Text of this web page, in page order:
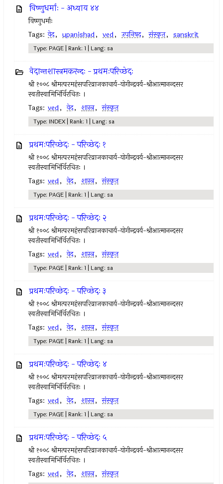
विष्णुधर्माः - अध्याय ४४
विष्णुधर्माः
Tags: वेद, upanishad, ved, उपनिषद‌, संस्कृत, sanskrit
Type: PAGE | Rank: 1 | Lang: sa
वेदान्तशास्त्रमकरन्दः - प्रथमःपरिच्छेदः
श्री १००८ श्रीमत्परमहंसपरिव्राजकाचार्य-योगीन्द्रवर्य-श्रीआत्मानन्दसर
स्वतीस्वामिभिंर्विरचितः ।
Tags: ved, वेद, शास्त्र, संस्कृत
Type: INDEX | Rank: 1 | Lang: sa
प्रथमःपरिच्छेदः - परिच्छेदः १
श्री १००८ श्रीमत्परमहंसपरिव्राजकाचार्य-योगीन्द्रवर्य-श्रीआत्मानन्दसर
स्वतीस्वामिभिंर्विरचितः ।
Tags: ved, वेद, शास्त्र, संस्कृत
Type: PAGE | Rank: 1 | Lang: sa
प्रथमःपरिच्छेदः - परिच्छेदः २
श्री १००८ श्रीमत्परमहंसपरिव्राजकाचार्य-योगीन्द्रवर्य-श्रीआत्मानन्दसर
स्वतीस्वामिभिंर्विरचितः ।
Tags: ved, वेद, शास्त्र, संस्कृत
Type: PAGE | Rank: 1 | Lang: sa
प्रथमःपरिच्छेदः - परिच्छेदः ३
श्री १००८ श्रीमत्परमहंसपरिव्राजकाचार्य-योगीन्द्रवर्य-श्रीआत्मानन्दसर
स्वतीस्वामिभिंर्विरचितः ।
Tags: ved, वेद, शास्त्र, संस्कृत
Type: PAGE | Rank: 1 | Lang: sa
प्रथमःपरिच्छेदः - परिच्छेदः ४
श्री १००८ श्रीमत्परमहंसपरिव्राजकाचार्य-योगीन्द्रवर्य-श्रीआत्मानन्दसर
स्वतीस्वामिभिंर्विरचितः ।
Tags: ved, वेद, शास्त्र, संस्कृत
Type: PAGE | Rank: 1 | Lang: sa
प्रथमःपरिच्छेदः - परिच्छेदः ५
श्री १००८ श्रीमत्परमहंसपरिव्राजकाचार्य-योगीन्द्रवर्य-श्रीआत्मानन्दसर
स्वतीस्वामिभिंर्विरचितः ।
Tags: ved, वेद, शास्त्र, संस्कृत